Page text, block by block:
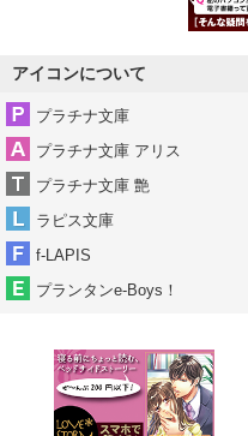
アイコンについて
プラチナ文庫
プラチナ文庫 アリス
プラチナ文庫 艶
ラピス文庫
f-LAPIS
プランタンe-Boys！